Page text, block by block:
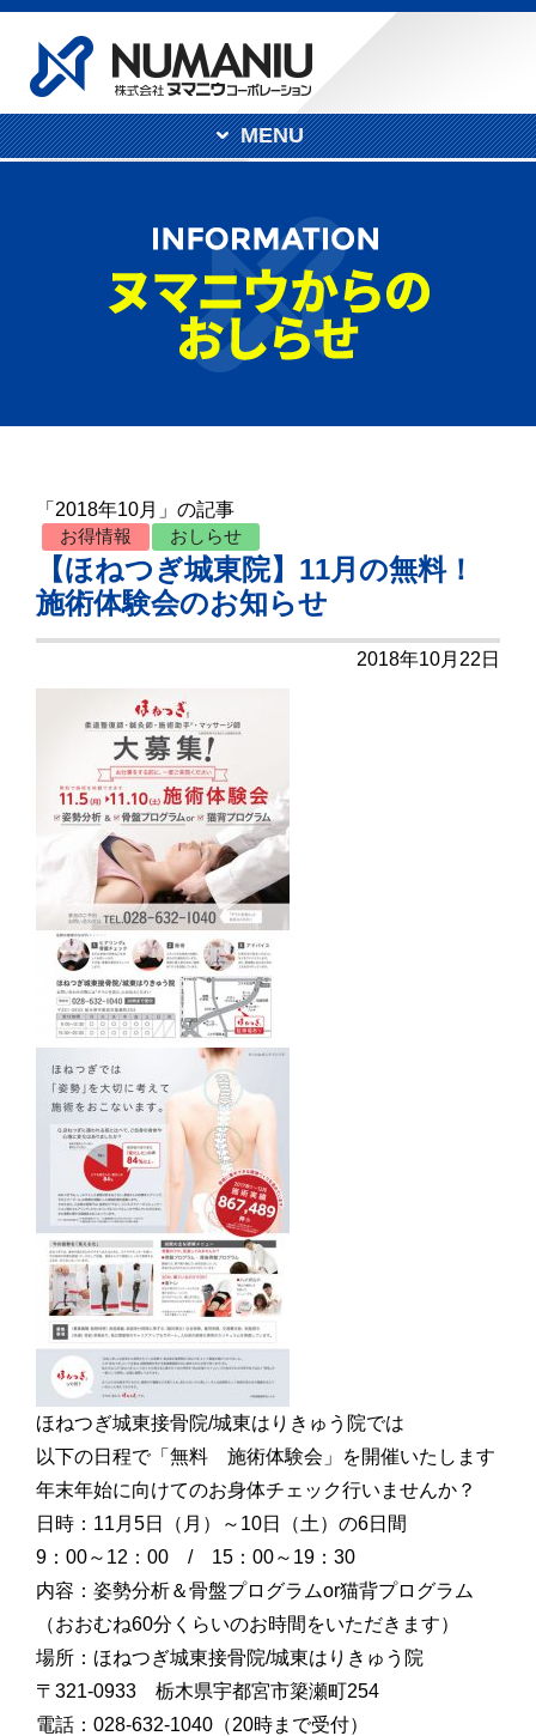
MENU
「2018年10月」の記事
お得情報
おしらせ
【ほねつぎ城東院】11月の無料！
施術体験会のお知らせ
2018年10月22日
ほねつぎ城東接骨院/城東はりきゅう院では
以下の日程で「無料 施術体験会」を開催いたします
年末年始に向けてのお身体チェック行いませんか？
日時：11月5日（月）～10日（土）の6日間
9：00～12：00 / 15：00～19：30
内容：姿勢分析＆骨盤プログラムor猫背プログラム
（おおむね60分くらいのお時間をいただきます）
場所：ほねつぎ城東接骨院/城東はりきゅう院
〒321-0933 栃木県宇都宮市簗瀬町254
電話：028-632-1040（20時まで受付）